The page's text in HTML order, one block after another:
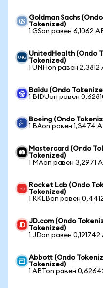
Goldman Sachs
Tokenized)
1 GSon равен 6,1062
UnitedHealth (Ondo
Tokenized)
1 UNHon равен 2,3812
Baidu (Ondo
1 BIDUon равен
Boeing (Ondo
1 BAon равен 1,3474
Mastercard (Ondo
Tokenized)
1 MAon равен 3,2971
Rocket Lab (Ondo
Tokenized)
1 RKLBon равен
JD.com (Ondo
Tokenized)
1 JDon равен 0,191742
Abbott (Ondo
Tokenized)
1 ABTon равен